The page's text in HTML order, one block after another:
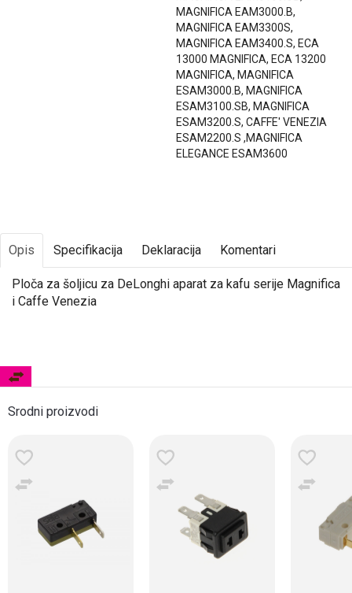
MAGNIFICA EAM3000.B,
MAGNIFICA EAM3300S,
MAGNIFICA EAM3400.S, ECA
13000 MAGNIFICA, ECA 13200
MAGNIFICA, MAGNIFICA
ESAM3000.B, MAGNIFICA
ESAM3100.SB, MAGNIFICA
ESAM3200.S, CAFFE' VENEZIA
ESAM2200.S ,MAGNIFICA
ELEGANCE ESAM3600
Opis Specifikacija Deklaracija Komentari
Ploča za šoljicu za DeLonghi aparat za kafu serije Magnifica
i Caffe Venezia
Srodni proizvodi